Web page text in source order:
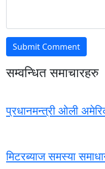
सम्वन्धित समाचारहरु
प्रधानमन्त्री ओली
मिटरब्याज समस्या